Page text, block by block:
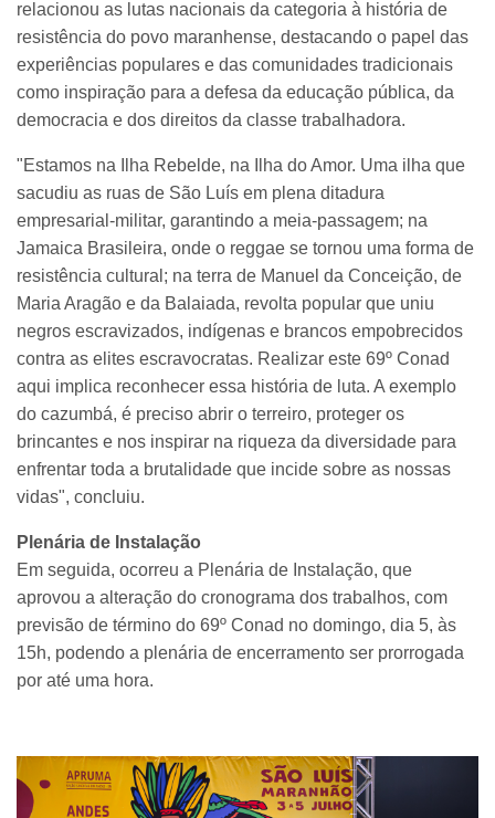
relacionou as lutas nacionais da categoria à história de
resistência do povo maranhense, destacando o papel das
experiências populares e das comunidades tradicionais
como inspiração para a defesa da educação pública, da
democracia e dos direitos da classe trabalhadora.
"Estamos na Ilha Rebelde, na Ilha do Amor. Uma ilha que
sacudiu as ruas de São Luís em plena ditadura
empresarial-militar, garantindo a meia-passagem; na
Jamaica Brasileira, onde o reggae se tornou uma forma de
resistência cultural; na terra de Manuel da Conceição, de
Maria Aragão e da Balaiada, revolta popular que uniu
negros escravizados, indígenas e brancos empobrecidos
contra as elites escravocratas. Realizar este 69º Conad
aqui implica reconhecer essa história de luta. A exemplo
do cazumbá, é preciso abrir o terreiro, proteger os
brincantes e nos inspirar na riqueza da diversidade para
enfrentar toda a brutalidade que incide sobre as nossas
vidas", concluiu.
Plenária de Instalação
Em seguida, ocorreu a Plenária de Instalação, que
aprovou a alteração do cronograma dos trabalhos, com
previsão de término do 69º Conad no domingo, dia 5, às
15h, podendo a plenária de encerramento ser prorrogada
por até uma hora.